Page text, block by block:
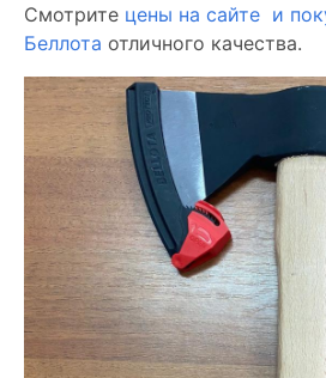
Смотрите цены на сайте и
Беллота отличного качества.